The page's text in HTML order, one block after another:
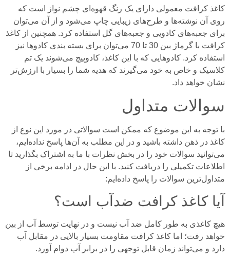
کاغذ کرافت معمولی دارای یک رنگ قهوه‌ای چشم نواز است که
روی آن نوشته‌ها و طرح‌های زیبایی چاپ می‌شود و از آن می‌توان
برای جعبه‌های کادویی و جعبه‌های گل استفاده کرد. همچنین از کاغذ
کرافت با گرماژ بین 30 تا 70 می‌توان برای بسته بندی کادو‌ها نیز
استفاده کرد. کادو‌هایی که با این کاغذ، کادوپیچ می‌شوند یک تم
کلاسیک و خاص به خود می‌گیرند که هدیه شما را بسیار با ارزش‌تر
نشان خواهد داد.
سوالات متداول
با توجه به این موضوع که ممکن است سوالاتی در مورد این نوع از
کاغذ در ذهن داشته باشید و در این مطلب به آن‌ها پاسخ نداده‌ایم،
می‌توانید سوالات خود را در بخش نظرات با ما به اشتراک بگذارید تا
اطلاعات تکمیلی را دریافت کنید. با این حال در ادامه برخی از
متداول‌ترین سوالات را پاسخ داده‌ایم:
آیا کاغذ کرافت ضدآب است؟
هیچ کاغذی به طور کامل ضد آب نیست و در نهایت توسط آب از بین
خواهد رفت؛ اما کاغذ کرافت مقاومت بسیار بالایی در مقابل آب
دارد و می‌تواند زمان قابل توجهی را در برابر آب دوام آورد.